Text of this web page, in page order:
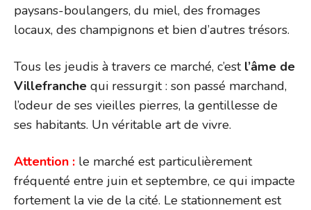
paysans-boulangers, du miel, des fromages
locaux, des champignons et bien d’autres trésors.
Tous les jeudis à travers ce marché, c’est l’âme de
Villefranche qui ressurgit : son passé marchand,
l’odeur de ses vieilles pierres, la gentillesse de
ses habitants. Un véritable art de vivre.
Attention : le marché est particulièrement
fréquenté entre juin et septembre, ce qui impacte
fortement la vie de la cité. Le stationnement est